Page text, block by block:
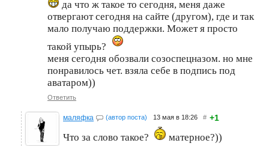
да что ж такое то сегодня, меня даже
отвергают сегодня на сайте (другом), где и так
мало получаю поддержки. Может я просто
такой упырь?
меня сегодня обозвали созоспецназом. но мне
понравилось чет. взяла себе в подпись под
аватаром))
Ответить
маляфка (автор поста) 13 мая в 18:26 # +1
Что за слово такое? матерное?))